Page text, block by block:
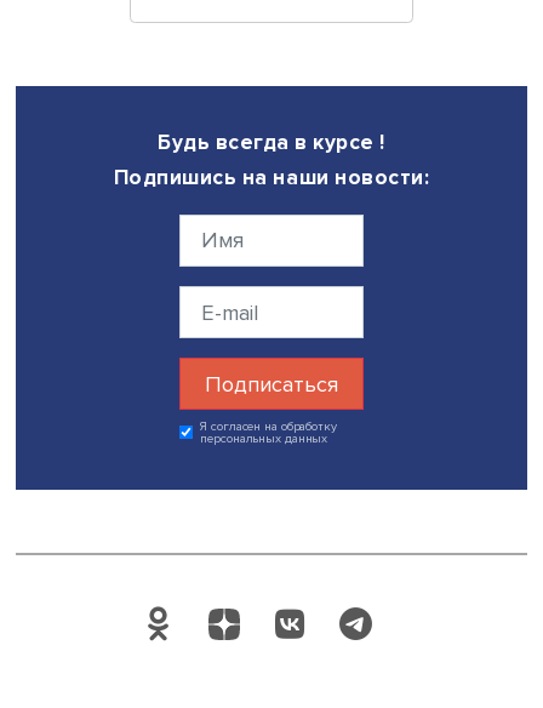
Мацуяме. Япония. 1904–1905 гг., фото: rgakfd.ru
выдачу справок бюро разделили на 8 отделов.
бюро по делам военнопленных открыли сразу после
войны, в январе 1904 года, сообщения шли через
французские агентства, затем информация поступала в
Сначала публиковалась информация и выдавались
только об офицерах, затем и о солдатах. Всего в
поступило 166 списков, последний из них — в феврале
года. На каждого пленного составлялась карточка, в
вносились имя, фамилия, чин, название части или
состояние здоровья, местонахождение лагеря и место
жительства в России. Списки военнопленных
порождало путаницу в учете (в том числе путали имя и
Потери вооруженных сил России и СССР в войнах и
вооруженных конфликтах XX в.», она превысила 70